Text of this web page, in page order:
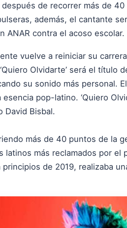
de recorrer más de
además, el cantante
ANAR contra el acoso escolar.
vuelve a reiniciar su
Olvidarte’ será el
su sonido más personal.
pop-latino. ‘Quiero
David Bisbal.
más de 40 puntos de la
más reclamados por el
de 2019, realizaba